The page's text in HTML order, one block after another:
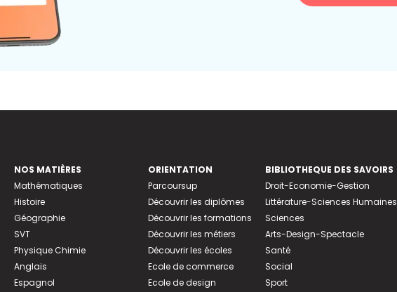
NOS MATIÈRES
Mathématiques
Histoire
Géographie
SVT
Physique Chimie
Anglais
Espagnol
ORIENTATION
Parcoursup
Découvrir les diplômes
Découvrir les formations
Découvrir les métiers
Découvrir les écoles
Ecole de commerce
Ecole de design
BIBLIOTHEQUE DES SAVOIRS
Droit-Economie-Gestion
Littérature-Sciences Humaines
Sciences
Arts-Design-Spectacle
Santé
Social
Sport